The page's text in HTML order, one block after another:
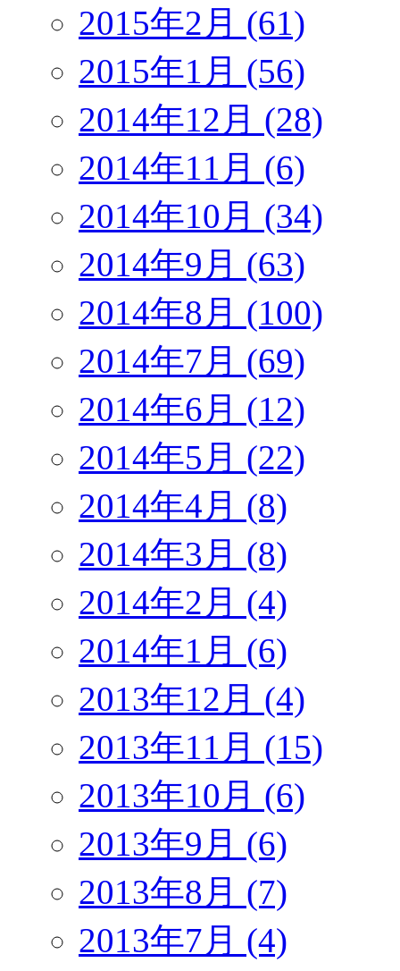
2015年2月 (61)
2015年1月 (56)
2014年12月 (28)
2014年11月 (6)
2014年10月 (34)
2014年9月 (63)
2014年8月 (100)
2014年7月 (69)
2014年6月 (12)
2014年5月 (22)
2014年4月 (8)
2014年3月 (8)
2014年2月 (4)
2014年1月 (6)
2013年12月 (4)
2013年11月 (15)
2013年10月 (6)
2013年9月 (6)
2013年8月 (7)
2013年7月 (4)